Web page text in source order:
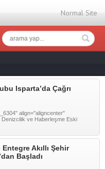
Normal Site
Isparta’da Çağrı
align="aligncenter"
Denizcilik ve Haberleşme Eski
Akıllı Şehir
Başladı